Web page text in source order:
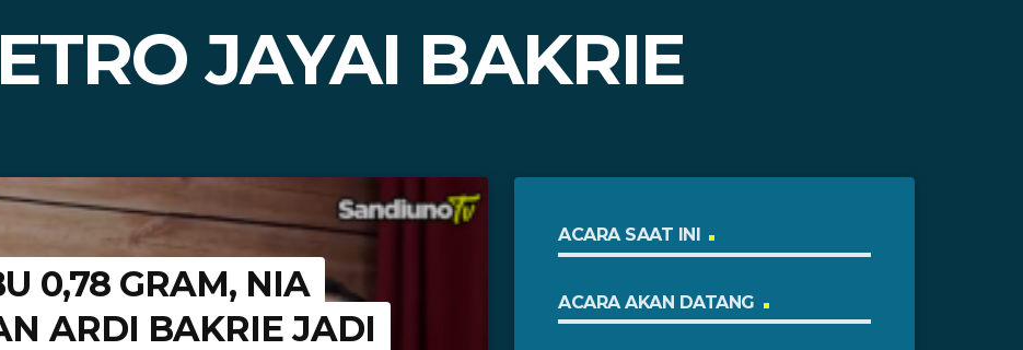
JAYAI BAKRIE
0,78 GRAM, NIA
ARDI BAKRIE JADI
ACARA SAAT INI
ACARA AKAN DATANG